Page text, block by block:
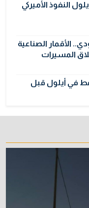
النفوذ الأميركي
الأقمار الصناعية
المسيرات
في أيلول قبل
تأخّر دفع رواتب
الإصابات